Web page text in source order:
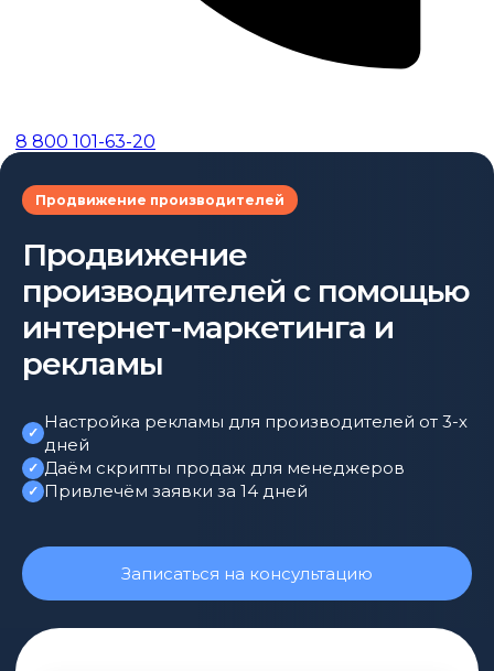
8 800 101-63-20
Продвижение производителей
Продвижение
производителей с помощью
интернет-маркетинга и
рекламы
Настройка рекламы для производителей от 3-х
дней
Даём скрипты продаж для менеджеров
Привлечём заявки за 14 дней
Записаться на консультацию